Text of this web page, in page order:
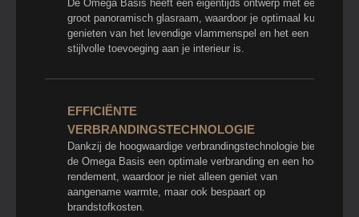
De Omega Basis heeft een eigentijds ontwerp met een
groot panoramisch glasraam, waardoor je optimaal kunt
genieten van het levendige vlammenspel en het een
stijlvolle toevoeging aan je interieur is.
EFFICIËNTE
VERBRANDINGSTECHNOLOGIE
Dankzij de hoogwaardige verbrandingstechnologie biedt
de Omega Basis een optimale verbranding en een hoog
rendement, waardoor je niet alleen geniet van
aangename warmte, maar ook bespaart op
brandstofkosten.